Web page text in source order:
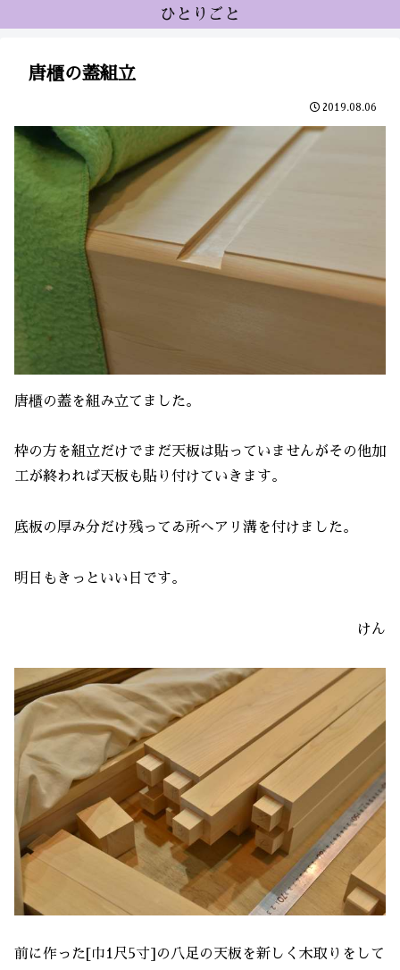
ひとりごと
唐櫃の蓋組立
2019.08.06
唐櫃の蓋を組み立てました。
枠の方を組立だけでまだ天板は貼っていませんがその他加
工が終われば天板も貼り付けていきます。
底板の厚み分だけ残ってゐ所へアリ溝を付けました。
明日もきっといい日です。
けん
前に作った[巾1尺5寸]の八足の天板を新しく木取りをして